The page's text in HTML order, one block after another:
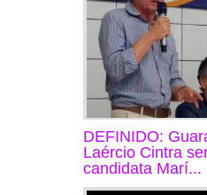
DEFINIDO:
Laércio Cintra
candidata Marí...